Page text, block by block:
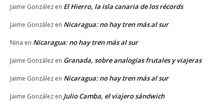
Jaime González en El Hierro, la isla canaria de los récords
Jaime González en Nicaragua: no hay tren más al sur
Nina en Nicaragua: no hay tren más al sur
Jaime González en Granada, sobre analogías frutales y viajeras
Jaime González en Nicaragua: no hay tren más al sur
Jaime González en Julio Camba, el viajero sándwich